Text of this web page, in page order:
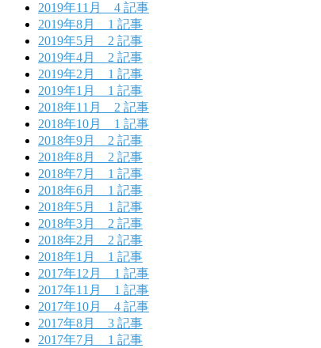
2019年11月 4 記事
2019年8月 1 記事
2019年5月 2 記事
2019年4月 2 記事
2019年2月 1 記事
2019年1月 1 記事
2018年11月 2 記事
2018年10月 1 記事
2018年9月 2 記事
2018年8月 2 記事
2018年7月 1 記事
2018年6月 1 記事
2018年5月 1 記事
2018年3月 2 記事
2018年2月 2 記事
2018年1月 1 記事
2017年12月 1 記事
2017年11月 1 記事
2017年10月 4 記事
2017年8月 3 記事
2017年7月 1 記事